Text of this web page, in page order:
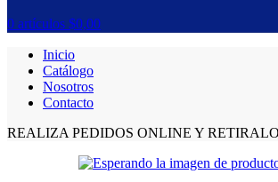
0 artículos $0,00
Inicio
Catálogo
Nosotros
Contacto
REALIZA PEDIDOS ONLINE Y